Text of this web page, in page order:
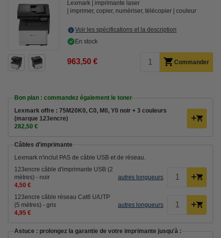
Lexmark
imprimante laser
imprimer, copier, numériser, télécopier
couleur
Voir les spécifications et la description
En stock
963,50 € Commander
Bon plan : commandez également le toner
Lexmark offre : 75M20K0, C0, M0, Y0 noir + 3 couleurs
(marque 123encre)
282,50 €
Câbles d'imprimante
Lexmark n'inclut PAS de câble USB et de réseau.
123encre câble d'imprimante USB (2
mètres) - noir
4,50 €
autres longueurs
123encre câble réseau Cat6 U/UTP
(5 mètres) - gris
4,95 €
autres longueurs
Astuce : prolongez la garantie de votre imprimante jusqu'à :